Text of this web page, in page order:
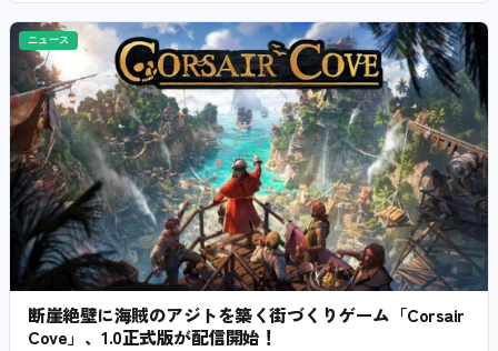
ニュース
断崖絶壁に海賊のアジトを築く街づくりゲーム「Corsair
Cove」、1.0正式版が配信開始！